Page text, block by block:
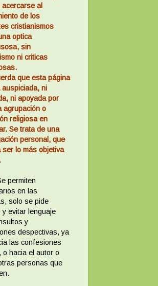
acercarse al
de los
cristianismos
optica
sin
ni criticas
que esta página
auspiciada, ni
ni apoyada por
agrupación o
religiosa en
Se trata de una
personal, que
ser lo más objetiva
permiten
en las
solo se pide
y evitar lenguaje
y
despectivas, ya
las confesiones
o hacia el autor o
personas que